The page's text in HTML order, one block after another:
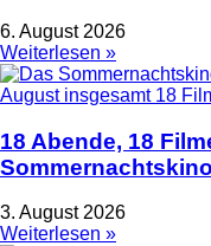
6. August 2026
Weiterlesen »
18 Abende, 18
3. August 2026
Weiterlesen »